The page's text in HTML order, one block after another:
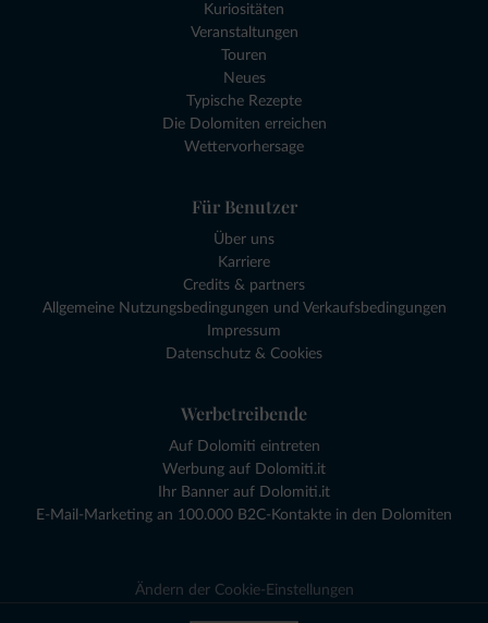
Kuriositäten
Veranstaltungen
Touren
Neues
Typische Rezepte
Die Dolomiten erreichen
Wettervorhersage
Für Benutzer
Über uns
Karriere
Credits & partners
Allgemeine Nutzungsbedingungen und Verkaufsbedingungen
Impressum
Datenschutz & Cookies
Werbetreibende
Auf Dolomiti eintreten
Werbung auf Dolomiti.it
Ihr Banner auf Dolomiti.it
E-Mail-Marketing an 100.000 B2C-Kontakte in den Dolomiten
Ändern der Cookie-Einstellungen